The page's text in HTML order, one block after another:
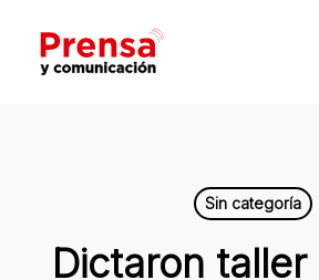
main
Sin categoría
Dictaron